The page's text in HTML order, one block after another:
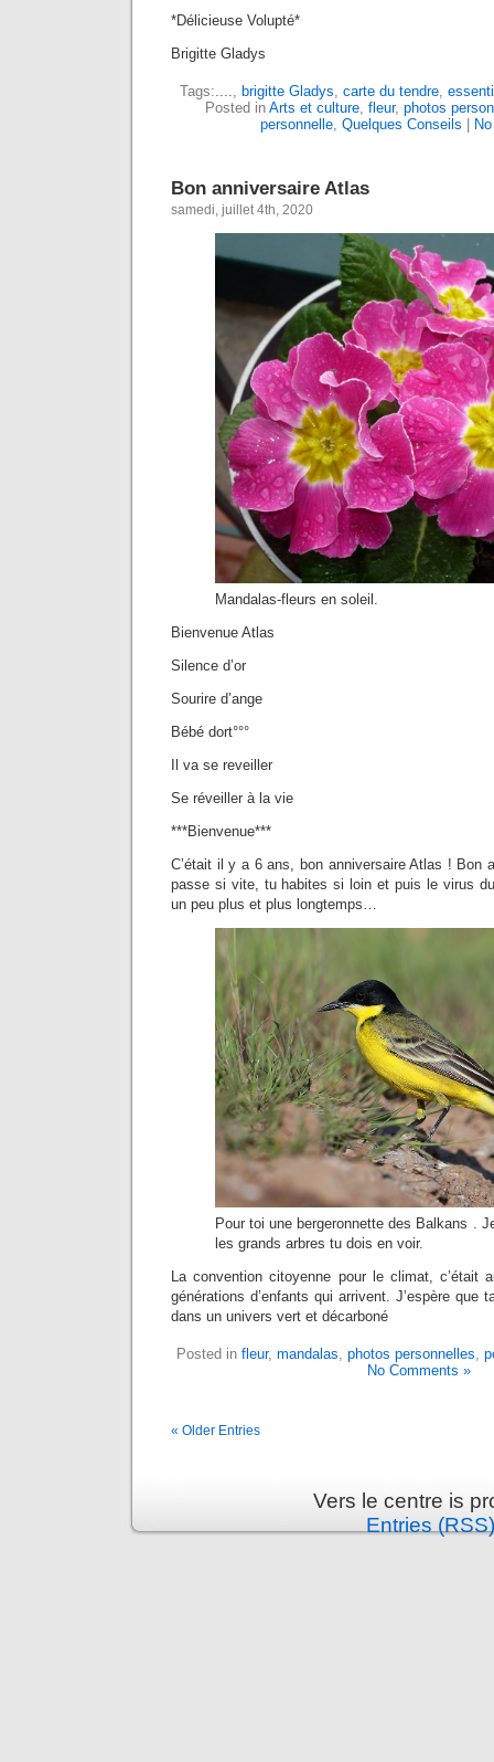
*Délicieuse Volupté*
Brigitte Gladys
Tags:...., brigitte Gladys, carte du tendre,
Posted in Arts et culture, fleur, photos
personnelle, Quelques Conseils
Bon anniversaire Atlas
samedi, juillet 4th, 2020
Mandalas-fleurs en soleil.
Bienvenue Atlas
Silence d’or
Sourire d’ange
Bébé dort°°°
Il va se reveiller
Se réveiller à la vie
***Bienvenue***
C’était il y a 6 ans, bon anniversaire Atlas ! Bon
passe si vite, tu habites si loin et puis le virus
un peu plus et plus longtemps…
Pour toi une bergeronnette des Balkans .
les grands arbres tu dois en voir.
La convention citoyenne pour le climat, c’était
générations d’enfants qui arrivent. J’espère que
dans un univers vert et décarboné
Posted in fleur, mandalas photos personnelles
No Comments »
« Older Entries
Vers le centre is
Entries (RSS)